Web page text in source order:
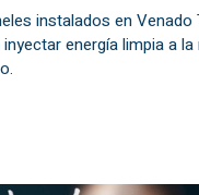
instalados en Venado
energía limpia a la